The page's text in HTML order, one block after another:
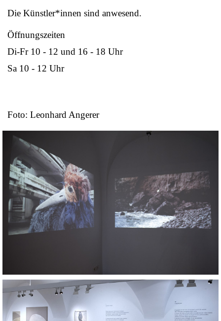
Die Künstler*innen sind anwesend.
Öffnungszeiten
Di-Fr 10 - 12 und 16 - 18 Uhr
Sa 10 - 12 Uhr
Foto: Leonhard Angerer